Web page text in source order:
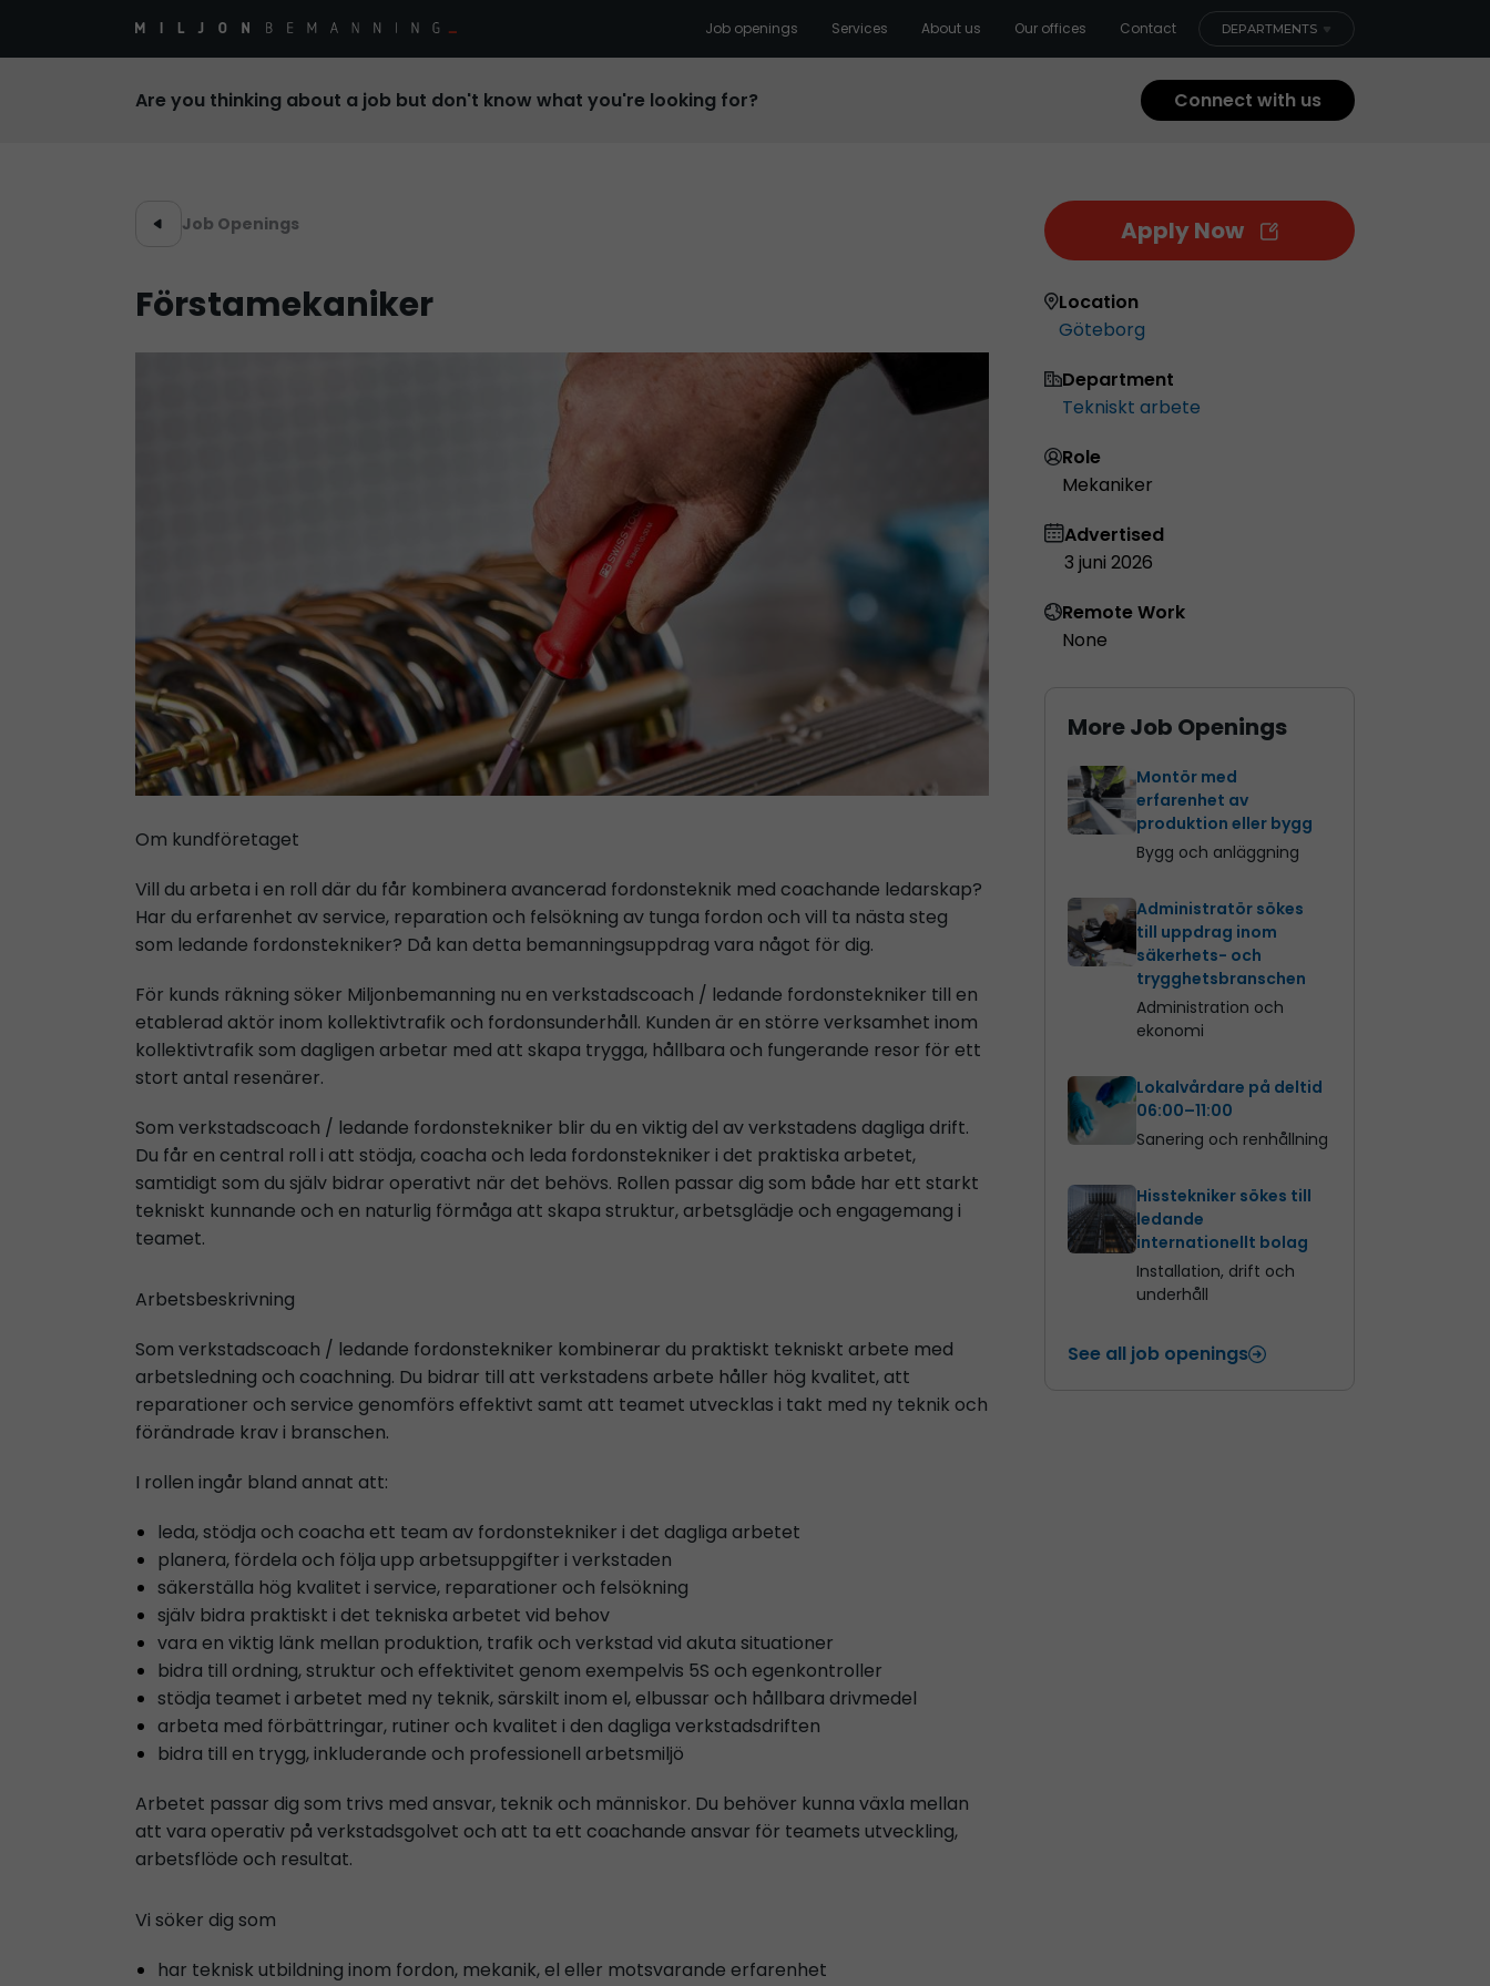
Job openings Services About us Our offices Contact DEPARTMENTS
Are you thinking about a job but don't know what you're looking for? Connect with us
Job Openings Apply Now
Förstamekaniker
Location
Göteborg
Department
Tekniskt arbete
Role
Mekaniker
Advertised
3 juni 2026
Remote Work
None
More Job Openings
Montör med
erfarenhet av
produktion eller bygg
Bygg och anläggning
Administratör sökes
till uppdrag inom
säkerhets- och
trygghetsbranschen
Administration och
ekonomi
Lokalvårdare på deltid
06:00–11:00
Sanering och renhållning
Hisstekniker sökes till
ledande
internationellt bolag
Installation, drift och
underhåll
See all job openings
Om kundföretaget
Vill du arbeta i en roll där du får kombinera avancerad fordonsteknik med coachande ledarskap?
Har du erfarenhet av service, reparation och felsökning av tunga fordon och vill ta nästa steg
som ledande fordonstekniker? Då kan detta bemanningsuppdrag vara något för dig.
För kunds räkning söker Miljonbemanning nu en verkstadscoach / ledande fordonstekniker till en
etablerad aktör inom kollektivtrafik och fordonsunderhåll. Kunden är en större verksamhet inom
kollektivtrafik som dagligen arbetar med att skapa trygga, hållbara och fungerande resor för ett
stort antal resenärer.
Som verkstadscoach / ledande fordonstekniker blir du en viktig del av verkstadens dagliga drift.
Du får en central roll i att stödja, coacha och leda fordonstekniker i det praktiska arbetet,
samtidigt som du själv bidrar operativt när det behövs. Rollen passar dig som både har ett starkt
tekniskt kunnande och en naturlig förmåga att skapa struktur, arbetsglädje och engagemang i
teamet.
Arbetsbeskrivning
Som verkstadscoach / ledande fordonstekniker kombinerar du praktiskt tekniskt arbete med
arbetsledning och coachning. Du bidrar till att verkstadens arbete håller hög kvalitet, att
reparationer och service genomförs effektivt samt att teamet utvecklas i takt med ny teknik och
förändrade krav i branschen.
I rollen ingår bland annat att:
leda, stödja och coacha ett team av fordonstekniker i det dagliga arbetet
planera, fördela och följa upp arbetsuppgifter i verkstaden
säkerställa hög kvalitet i service, reparationer och felsökning
själv bidra praktiskt i det tekniska arbetet vid behov
vara en viktig länk mellan produktion, trafik och verkstad vid akuta situationer
bidra till ordning, struktur och effektivitet genom exempelvis 5S och egenkontroller
stödja teamet i arbetet med ny teknik, särskilt inom el, elbussar och hållbara drivmedel
arbeta med förbättringar, rutiner och kvalitet i den dagliga verkstadsdriften
bidra till en trygg, inkluderande och professionell arbetsmiljö
Arbetet passar dig som trivs med ansvar, teknik och människor. Du behöver kunna växla mellan
att vara operativ på verkstadsgolvet och att ta ett coachande ansvar för teamets utveckling,
arbetsflöde och resultat.
Vi söker dig som
har teknisk utbildning inom fordon, mekanik, el eller motsvarande erfarenhet